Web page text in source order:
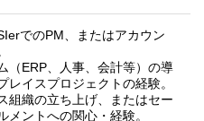
でのPM、またはアカウン
（ERP、人事、会計等）の導
レイスプロジェクトの経験。
組織の立ち上げ、またはセー
メントへの関心・経験。